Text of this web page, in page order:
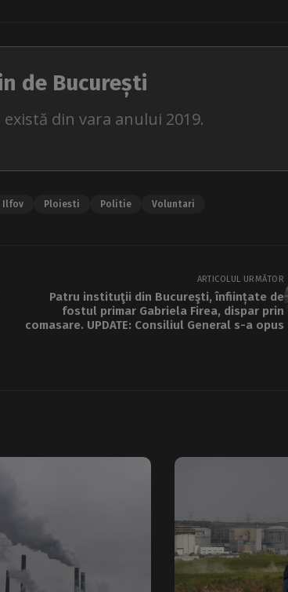
de București
din vara anului 2019.
Ilfov Ploiesti Politie Voluntari
ARTICOLUL URMĂTOR
Patru instituţii din Bucureşti, înființate de
fostul primar Gabriela Firea, dispar prin
comasare. UPDATE: Consiliul General s-a opus